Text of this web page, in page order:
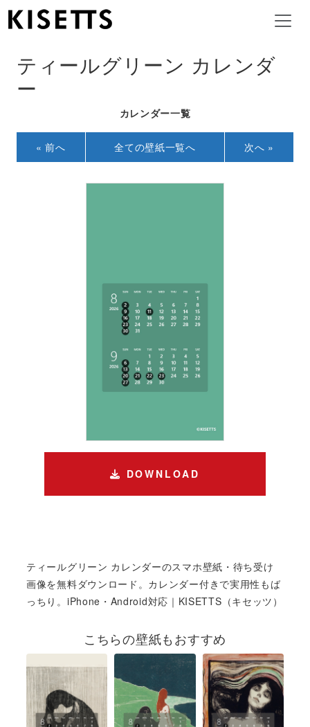
ティールグリーン カレンダ
ー
カレンダー一覧
« 前へ 全ての壁紙一覧へ 次へ »
DOWNLOAD
ティールグリーン カレンダーのスマホ壁紙・待ち受け
画像を無料ダウンロード。カレンダー付きで実用性もば
っちり。iPhone・Android対応｜KISETTS（キセッツ）
こちらの壁紙もおすすめ